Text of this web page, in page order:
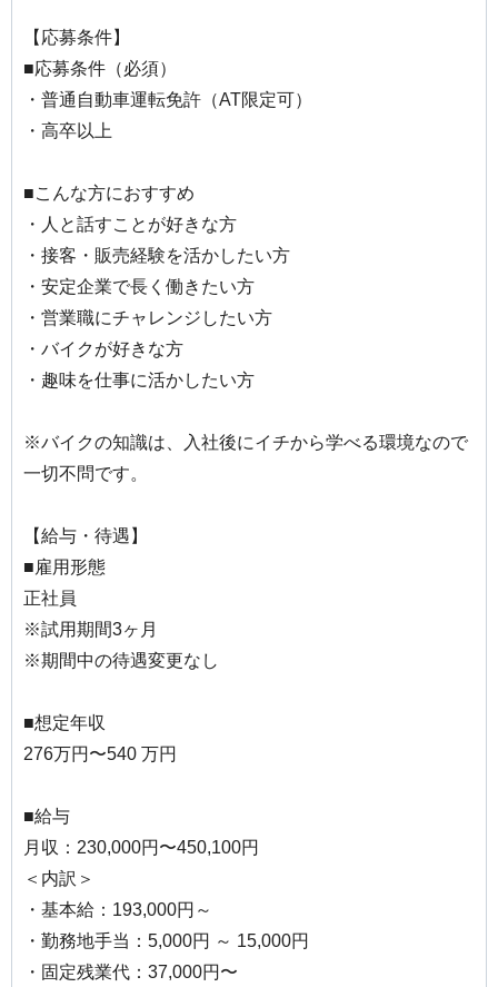
【応募条件】
■応募条件（必須）
・普通自動車運転免許（AT限定可）
・高卒以上
■こんな方におすすめ
・人と話すことが好きな方
・接客・販売経験を活かしたい方
・安定企業で長く働きたい方
・営業職にチャレンジしたい方
・バイクが好きな方
・趣味を仕事に活かしたい方
※バイクの知識は、入社後にイチから学べる環境なので
一切不問です。
【給与・待遇】
■雇用形態
正社員
※試用期間3ヶ月
※期間中の待遇変更なし
■想定年収
276万円〜540 万円
■給与
月収：230,000円〜450,100円
＜内訳＞
・基本給：193,000円～
・勤務地手当：5,000円 ～ 15,000円
・固定残業代：37,000円〜